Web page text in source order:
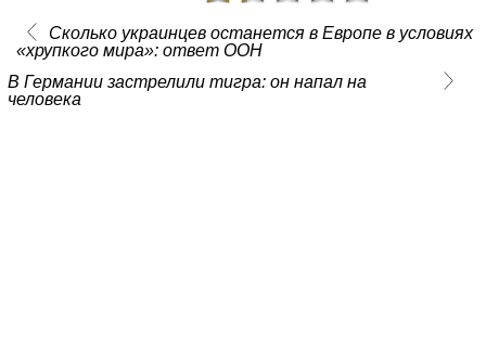
Сколько украинцев останется в Европе в условиях
«хрупкого мира»: ответ ООН
В Германии застрелили тигра: он напал на
человека